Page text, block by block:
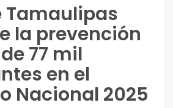
Tamaulipas
la prevención
77 mil
en el
Nacional 2025